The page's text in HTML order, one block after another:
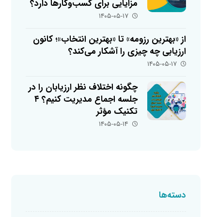
مزایایی برای کسب‌وکارها دارد؟
۱۴۰۵-۰۵-۱۷
از «بهترین رزومه» تا «بهترین انتخاب»؛ کانون
ارزیابی چه چیزی را آشکار می‌کند؟
۱۴۰۵-۰۵-۱۷
چگونه اختلاف نظر ارزیابان را در
جلسه اجماع مدیریت کنیم؟ ۴
تکنیک مؤثر
۱۴۰۵-۰۵-۱۴
دسته‌ها